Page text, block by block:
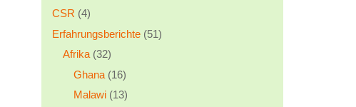
CSR (4)
Erfahrungsberichte(51)
Afrika(32)
Ghana(16)
Malawi(13)